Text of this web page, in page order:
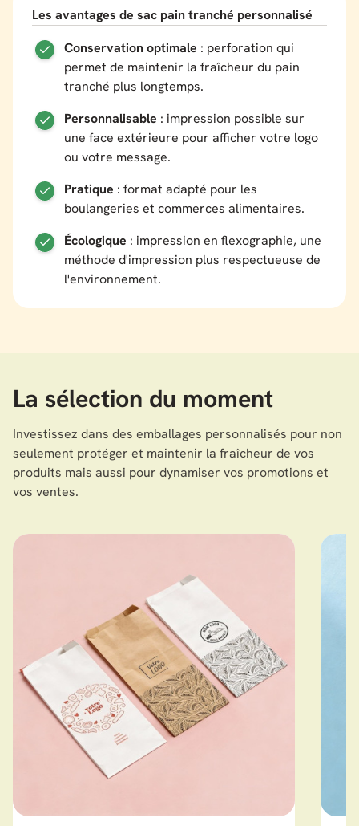
Les avantages de sac pain tranché personnalisé
Conservation optimale : perforation qui
permet de maintenir la fraîcheur du pain
tranché plus longtemps.
Personnalisable : impression possible sur
une face extérieure pour afficher votre logo
ou votre message.
Pratique : format adapté pour les
boulangeries et commerces alimentaires.
Écologique : impression en flexographie, une
méthode d'impression plus respectueuse de
l'environnement.
La sélection du moment
Investissez dans des emballages personnalisés pour non
seulement protéger et maintenir la fraîcheur de vos
produits mais aussi pour dynamiser vos promotions et
vos ventes.